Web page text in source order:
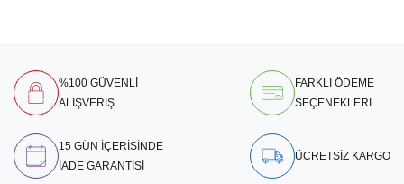
%100 GÜVENLİ
ALIŞVERİŞ
FARKLI ÖDEME
SEÇENEKLERİ
15 GÜN İÇERİSİNDE
İADE GARANTİSİ
ÜCRETSİZ KARGO